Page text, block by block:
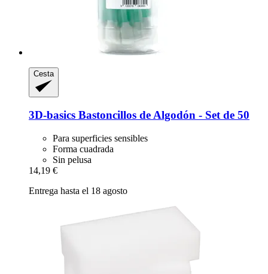
Cesta
3D-basics Bastoncillos de Algodón -​ Set de 50
Para superficies sensibles
Forma cuadrada
Sin pelusa
14,19 €
Entrega hasta el 18 agosto